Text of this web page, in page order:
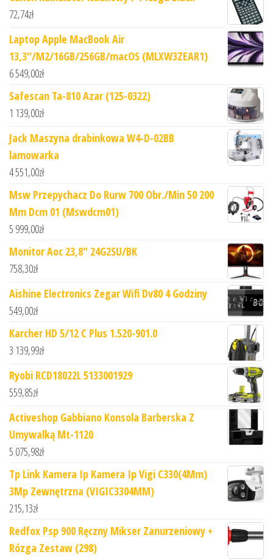
72,74zł
Laptop Apple MacBook Air
13,3"/M2/16GB/256GB/macOS (MLXW3ZEAR1)
6 549,00zł
Safescan Ta-810 Azar (125-0322)
1 139,00zł
Jack Maszyna drabinkowa W4-D-02BB
lamowarka
4 551,00zł
Msw Przepychacz Do Rurw 700 Obr./Min 50 200
Mm Dcm 01 (Mswdcm01)
5 999,00zł
Monitor Aoc 23,8" 24G2SU/BK
758,30zł
Aishine Electronics Zegar Wifi Dv80 4 Godziny
549,00zł
Karcher HD 5/12 C Plus 1.520-901.0
3 139,99zł
Ryobi RCD18022L 5133001929
559,85zł
Activeshop Gabbiano Konsola Barberska Z
Umywalką Mt-1120
5 075,98zł
Tp Link Kamera Ip Kamera Ip Vigi C330(4Mm)
3Mp Zewnętrzna (VIGIC3304MM)
215,13zł
Redfox Psp 900 Ręczny Mikser Zanurzeniowy +
Rózga Zestaw (298)